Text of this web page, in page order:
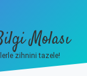
Molası
zihnini tazele!